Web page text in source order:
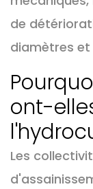
de
diamètres
ont-
Les